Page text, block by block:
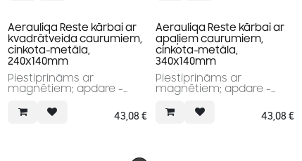
Aerauliqa Reste kārbai ar
kvadrātveida caurumiem,
cinkota-metāla,
240x140mm
Piestiprināms ar
magnētiem; apdare -
43,08 €
Aerauliqa Reste kārbai ar
apaļiem caurumiem,
cinkota-metāla,
340x140mm
Piestiprināms ar
magnētiem; apdare -
43,08 €